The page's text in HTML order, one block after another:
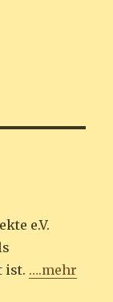
e.V.
ist. ….mehr